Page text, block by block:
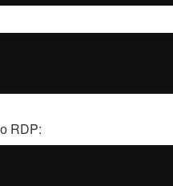
RDP: